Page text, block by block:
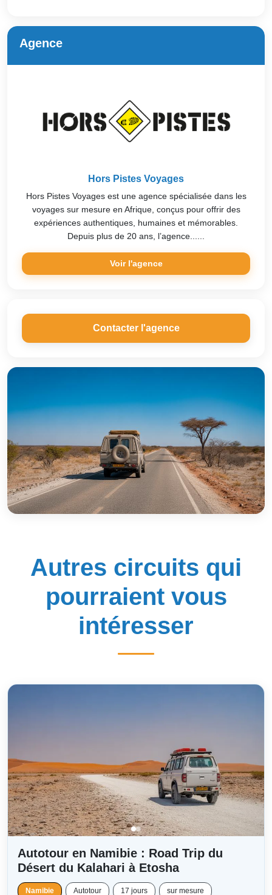
Agence
Hors Pistes Voyages
Hors Pistes Voyages est une agence spécialisée dans les
voyages sur mesure en Afrique, conçus pour offrir des
expériences authentiques, humaines et mémorables.
Depuis plus de 20 ans, l’agence......
Voir l'agence
Contacter l'agence
Autres circuits qui
pourraient vous
intéresser
Autotour en Namibie : Road Trip du
Désert du Kalahari à Etosha
Namibie Autotour 17 jours sur mesure